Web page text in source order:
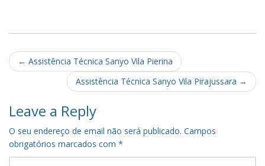
Post
navigation
← Assistência Técnica Sanyo Vila Pierina
Assistência Técnica Sanyo Vila Pirajussara →
Leave a Reply
O seu endereço de email não será publicado. Campos
obrigatórios marcados com *